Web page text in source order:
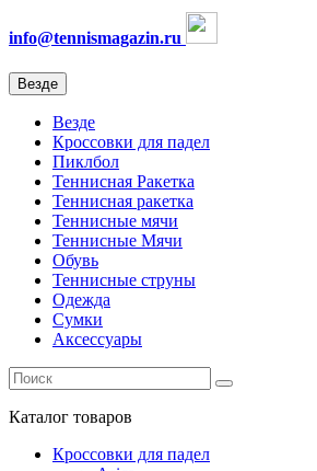
info@tennismagazin.ru
Везде
Везде
Кроссовки для падел
Пиклбол
Теннисная Ракетка
Теннисная ракетка
Теннисные мячи
Теннисные Мячи
Обувь
Теннисные струны
Одежда
Сумки
Аксессуары
Каталог товаров
Кроссовки для падел